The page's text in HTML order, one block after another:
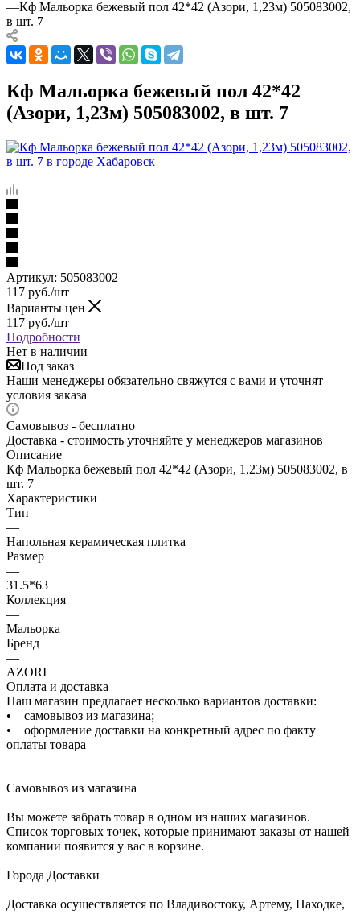
—Кф Мальорка бежевый пол 42*42 (Азори, 1,23м) 505083002,
в шт. 7
Кф Мальорка бежевый пол 42*42
(Азори, 1,23м) 505083002, в шт. 7
Артикул: 505083002
117 руб./шт
Варианты цен
117 руб./шт
Подробности
Нет в наличии
Под заказ
Наши менеджеры обязательно свяжутся с вами и уточнят
условия заказа
Самовывоз - бесплатно
Доставка - стоимость уточняйте у менеджеров магазинов
Описание
Кф Мальорка бежевый пол 42*42 (Азори, 1,23м) 505083002, в
шт. 7
Характеристики
Тип
—
Напольная керамическая плитка
Размер
—
31.5*63
Коллекция
—
Мальорка
Бренд
—
AZORI
Оплата и доставка
Наш магазин предлагает несколько вариантов доставки:
• самовывоз из магазина;
• оформление доставки на конкретный адрес по факту
оплаты товара
Самовывоз из магазина
Вы можете забрать товар в одном из наших магазинов.
Список торговых точек, которые принимают заказы от нашей
компании появится у вас в корзине.
Города Доставки
Доставка осуществляется по Владивостоку, Артему, Находке,